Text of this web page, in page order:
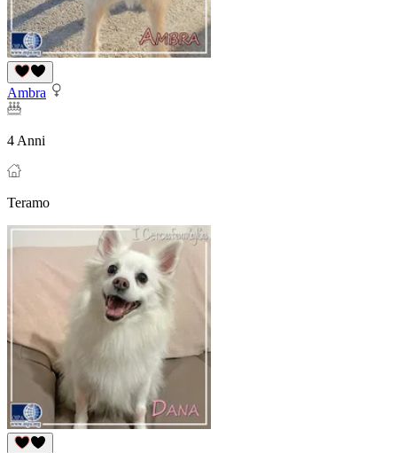
Ambra
4 Anni
Teramo